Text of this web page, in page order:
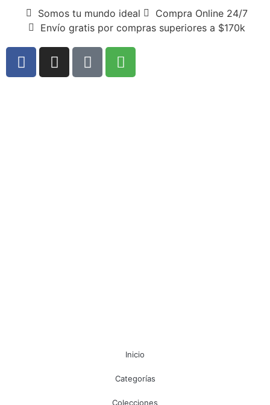
Somos tu mundo ideal
Compra Online 24/7
Envío gratis por compras superiores a $170k
Inicio
Categorías
Colecciones